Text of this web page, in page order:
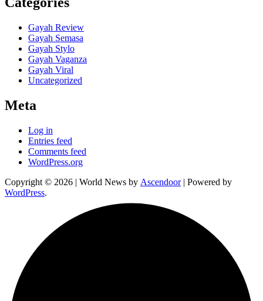
Gayah Review
Gayah Semasa
Gayah Stylo
Gayah Vaganza
Gayah Viral
Uncategorized
Meta
Log in
Entries feed
Comments feed
WordPress.org
Copyright © 2026 | World News by Ascendoor| Powered by
WordPress.